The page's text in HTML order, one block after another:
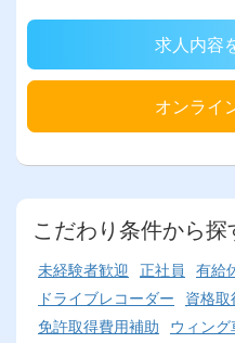
求人内容
オンライ
こだわり条件から探
未経験者歓迎 正社員 有給
ドライブレコーダー
資格
免許取得費用補助
ウィング